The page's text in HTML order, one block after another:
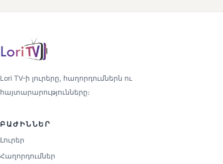
Lori TV-ի լուրերը, հաղորդումներն ու
հայտարարությունները։
ԲԱԺԻՆՆԵՐ
Լուրեր
Հաղորդումներ